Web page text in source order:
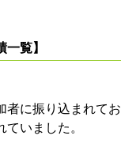
覧】
に振り込まれて
いました。